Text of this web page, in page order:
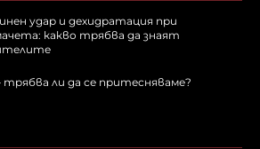
удар и дехидратация при
какво трябва да знаят
трябва ли да се притесняваме?